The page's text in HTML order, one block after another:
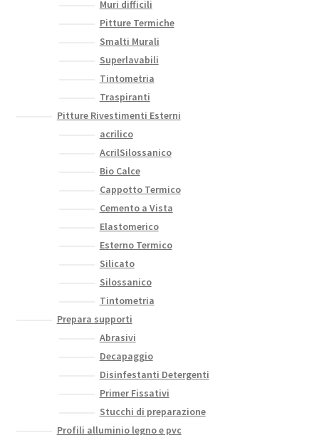
Muri difficili
Pitture Termiche
Smalti Murali
Superlavabili
Tintometria
Traspiranti
Pitture Rivestimenti Esterni
acrilico
AcrilSilossanico
Bio Calce
Cappotto Termico
Cemento a Vista
Elastomerico
Esterno Termico
Silicato
Silossanico
Tintometria
Prepara supporti
Abrasivi
Decapaggio
Disinfestanti Detergenti
Primer Fissativi
Stucchi di preparazione
Profili alluminio legno e pvc